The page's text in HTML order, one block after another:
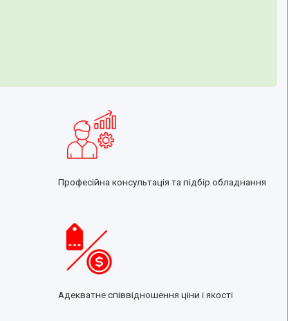
Професійна консультація та підбір обладнання
Адекватне співвідношення ціни і якості